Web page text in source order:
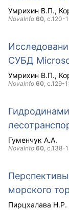
Умрихин В.П.
NovaInfo 60, с.120-
СУБД
Умрихин В.П.
NovaInfo 60, с.129-
Гуменчук А.А.
NovaInfo 60, с.138-
морского
Пирцхалава Н.Р.